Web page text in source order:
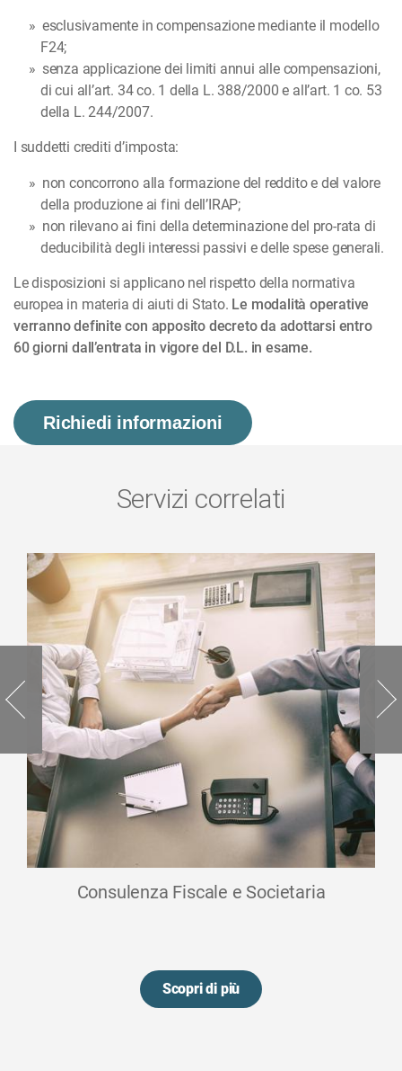
esclusivamente in compensazione mediante il modello
F24;
senza applicazione dei limiti annui alle compensazioni,
di cui all’art. 34 co. 1 della L. 388/2000 e all’art. 1 co. 53
della L. 244/2007.
I suddetti crediti d’imposta:
non concorrono alla formazione del reddito e del valore
della produzione ai fini dell’IRAP;
non rilevano ai fini della determinazione del pro-rata di
deducibilità degli interessi passivi e delle spese generali.
Le disposizioni si applicano nel rispetto della normativa
europea in materia di aiuti di Stato. Le modalità operative
verranno definite con apposito decreto da adottarsi entro
60 giorni dall’entrata in vigore del D.L. in esame.
Richiedi informazioni
Servizi correlati
Consulenza Fiscale e Societaria
Scopri di più